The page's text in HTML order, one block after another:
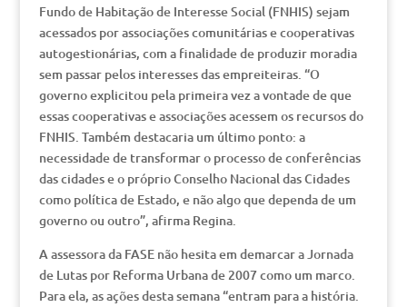
Fundo de Habitação de Interesse Social (FNHIS) sejam
acessados por associações comunitárias e cooperativas
autogestionárias, com a finalidade de produzir moradia
sem passar pelos interesses das empreiteiras. “O
governo explicitou pela primeira vez a vontade de que
essas cooperativas e associações acessem os recursos do
FNHIS. Também destacaria um último ponto: a
necessidade de transformar o processo de conferências
das cidades e o próprio Conselho Nacional das Cidades
como política de Estado, e não algo que dependa de um
governo ou outro”, afirma Regina.
A assessora da FASE não hesita em demarcar a Jornada
de Lutas por Reforma Urbana de 2007 como um marco.
Para ela, as ações desta semana “entram para a história.